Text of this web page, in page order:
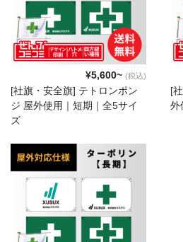
¥5,600~(税込)
[社旗・安全旗] テトロンポン
ジ 屋外使用｜短期｜全5サイ
ズ
[
外